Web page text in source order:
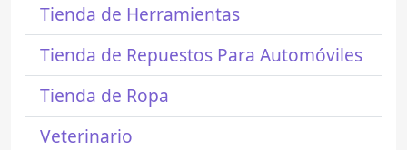
Tienda de Herramientas
Tienda de Repuestos Para Automóviles
Tienda de Ropa
Veterinario